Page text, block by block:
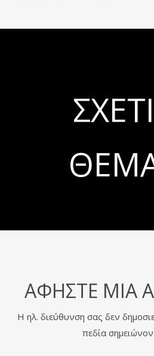
ΑΦΉΣΤΕ ΜΙΑ
Η ηλ. διεύθυνση σας δεν
πεδία